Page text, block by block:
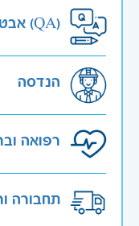
אבטחת איכות (QA)
הנדסה
רפואה
תחבורה